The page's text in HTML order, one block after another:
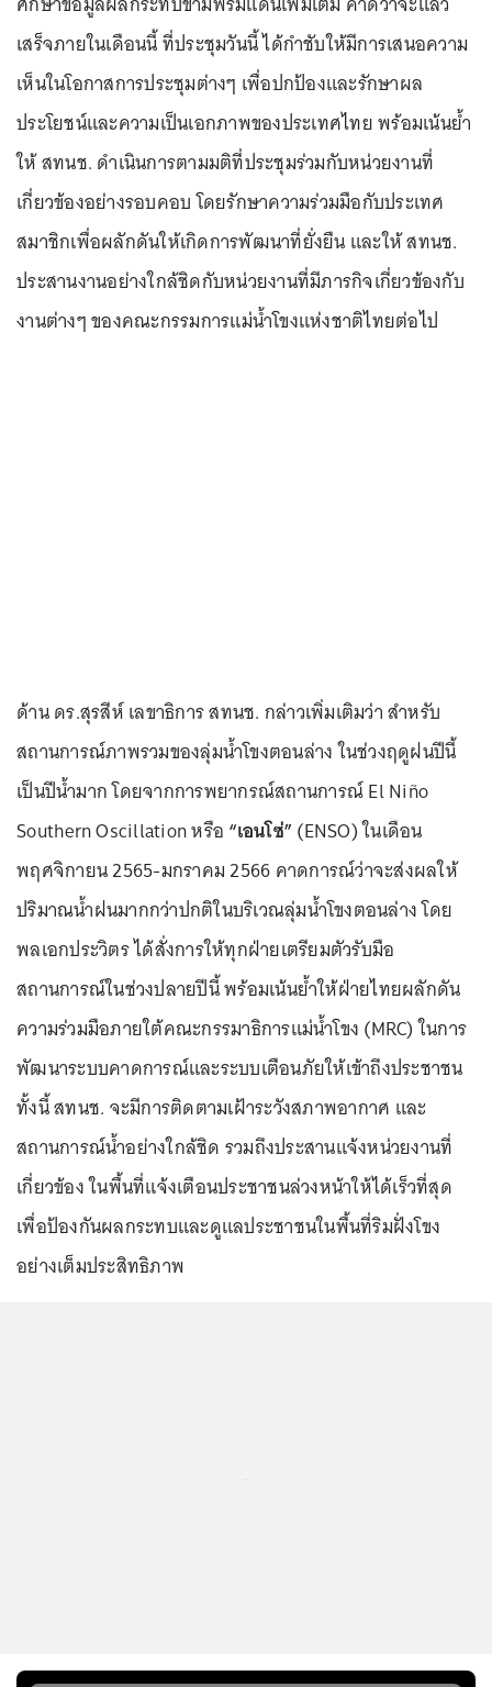
เสร็จภายในเดือนนี้ ที่ประชุมวันนี้ ได้กำชับให้มีการเสนอความ
เห็นในโอกาสการประชุมต่างๆ เพื่อปกป้องและรักษาผล
ประโยชน์และความเป็นเอกภาพของประเทศไทย พร้อมเน้นย้ำ
ให้ สทนช. ดำเนินการตามมติที่ประชุมร่วมกับหน่วยงานที่
เกี่ยวข้องอย่างรอบคอบ โดยรักษาความร่วมมือกับประเทศ
สมาชิกเพื่อผลักดันให้เกิดการพัฒนาที่ยั่งยืน และให้ สทนช.
ประสานงานอย่างใกล้ชิดกับหน่วยงานที่มีภารกิจเกี่ยวข้องกับ
งานต่างๆ ของคณะกรรมการแม่น้ำโขงแห่งชาติไทยต่อไป
ด้าน ดร.สุรสีห์ เลขาธิการ สทนช. กล่าวเพิ่มเติมว่า สำหรับ
สถานการณ์ภาพรวมของลุ่มน้ำโขงตอนล่าง ในช่วงฤดูฝนปีนี้
เป็นปีน้ำมาก โดยจากการพยากรณ์สถานการณ์ El Niño
Southern Oscillation หรือ “เอนโซ่” (ENSO) ในเดือน
พฤศจิกายน 2565-มกราคม 2566 คาดการณ์ว่าจะส่งผลให้
ปริมาณน้ำฝนมากกว่าปกติในบริเวณลุ่มน้ำโขงตอนล่าง โดย
พลเอกประวิตร ได้สั่งการให้ทุกฝ่ายเตรียมตัวรับมือ
สถานการณ์ในช่วงปลายปีนี้ พร้อมเน้นย้ำให้ฝ่ายไทยผลักดัน
ความร่วมมือภายใต้คณะกรรมาธิการแม่น้ำโขง (MRC) ในการ
พัฒนาระบบคาดการณ์และระบบเตือนภัยให้เข้าถึงประชาชน
ทั้งนี้ สทนช. จะมีการติดตามเฝ้าระวังสภาพอากาศ และ
สถานการณ์น้ำอย่างใกล้ชิด รวมถึงประสานแจ้งหน่วยงานที่
เกี่ยวข้อง ในพื้นที่แจ้งเตือนประชาชนล่วงหน้าให้ได้เร็วที่สุด
เพื่อป้องกันผลกระทบและดูแลประชาชนในพื้นที่ริมฝั่งโขง
อย่างเต็มประสิทธิภาพ